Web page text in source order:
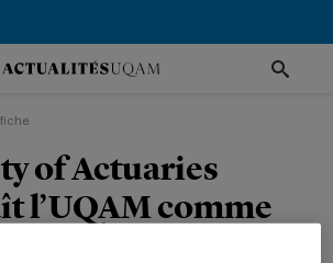
of Actuaries
l’UQAM comme